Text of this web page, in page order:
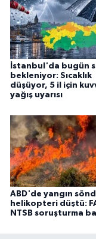
İstanbul'da bugün
bekleniyor: Sıcaklık
düşüyor, 5 il için
yağış uyarısı
ABD'de yangın
helikopteri düştü:
NTSB soruşturma